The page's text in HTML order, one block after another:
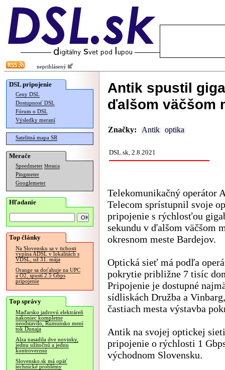
neprihlásený
DSL pripojenie
Ceny DSL
Dostupnosť DSL
Fórum o DSL
Výsledky meraní
Satelitná mapa SR
Merače
Speedmeter Merania
Pingmeter
Googlemeter
Hľadanie
Top články
Na Slovensku sa v tichosti
vypína ADSL v lokalitách s
VDSL, už 31. mája
Orange sa doťahuje na UPC
a O2, spustí 2.5 Gbps
pripojenie
Top správy
Maďarsko jadrovú elektráreň
nakoniec kompletne
neodstavilo, Rumunsko mení
tok Dunaja
Alza nasadila dve novinky,
jednu užitočnú a jednu
kontroverznú
Slovensko.sk má opäť
technické problémy
Antik spustil
ďalšom väčšom
Značky: Antik optika
DSL.sk, 2.8.2021
Telekomunikačný operátor
Telecom sprístupnil svoje
pripojenie s rýchlosťou
sekundu v ďalšom väčšom
okresnom meste Bardejov.
Optická sieť má podľa
pokrytie približne 7 tisíc
Pripojenie je dostupné
sídliskách Družba a
častiach mesta výstavba
Antik na svojej optickej
pripojenie o rýchlosti 1
východnom Slovensku.